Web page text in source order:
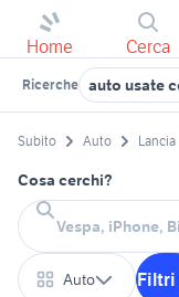
Home Cerca
Ricerche auto usate
Subito Auto Lancia
Cosa cerchi?
Auto Filtri